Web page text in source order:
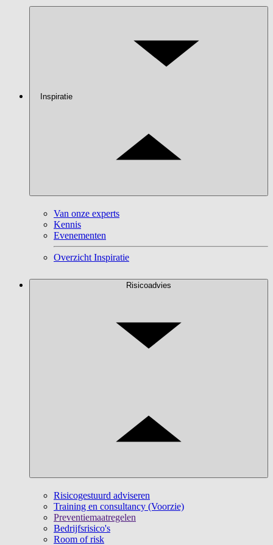
Inspiratie
Van onze experts
Kennis
Evenementen
Overzicht Inspiratie
Risicoadvies
Risicogestuurd adviseren
Training en consultancy (Voorzie)
Preventiemaatregelen
Bedrijfsrisico's
Room of risk